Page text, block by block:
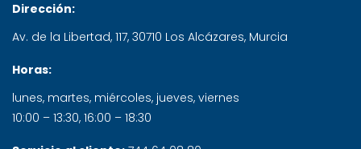
Dirección:
Av. de la Libertad, 117, 30710 Los Alcázares, Murcia
Horas:
lunes, martes, miércoles, jueves, viernes
10:00 – 13:30, 16:00 – 18:30